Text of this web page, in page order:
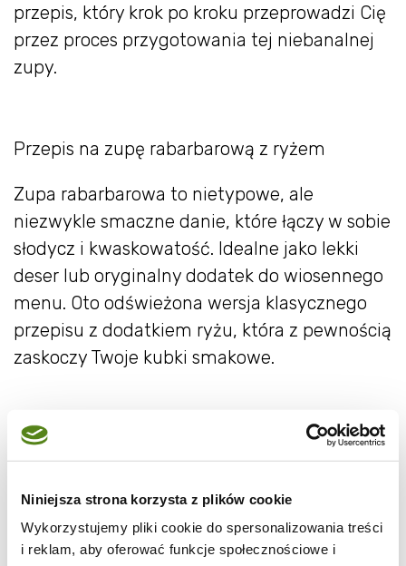
Niniejsza strona korzysta z plików cookie
Wykorzystujemy pliki cookie do spersonalizowania treści
i reklam, aby oferować funkcje społecznościowe i
przepis, który krok po kroku przeprowadzi Cię
przez proces przygotowania tej niebanalnej
zupy.
Przepis na zupę rabarbarową z ryżem
Zupa rabarbarowa to nietypowe, ale
niezwykle smaczne danie, które łączy w sobie
słodycz i kwaskowatość. Idealne jako lekki
deser lub oryginalny dodatek do wiosennego
menu. Oto odświeżona wersja klasycznego
przepisu z dodatkiem ryżu, która z pewnością
zaskoczy Twoje kubki smakowe.
Składniki na zupę
rabarbarową:
400 g cukru (ilość warto dostosować do